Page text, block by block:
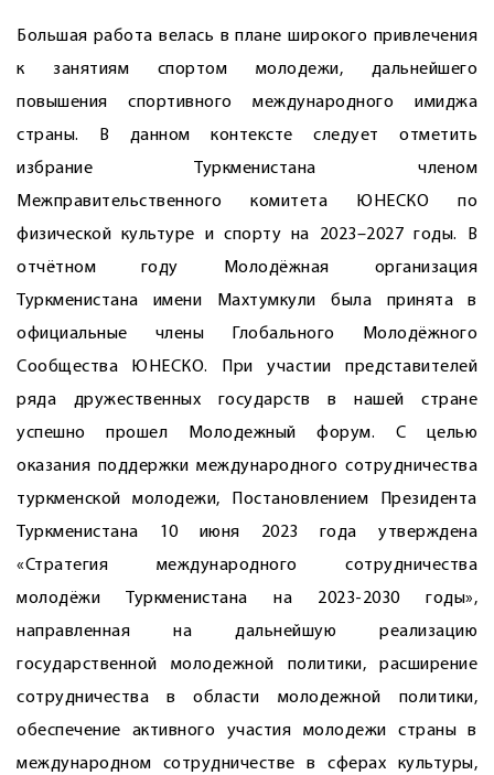
Большая работа велась в плане широкого привлечения
к занятиям спортом молодежи, дальнейшего
повышения спортивного международного имиджа
страны. В данном контексте следует отметить
избрание Туркменистана членом
Межправительственного комитета ЮНЕСКО по
физической культуре и спорту на 2023–2027 годы. В
отчётном году Молодёжная организация
Туркменистана имени Махтумкули была принята в
официальные члены Глобального Молодёжного
Сообщества ЮНЕСКО. При участии представителей
ряда дружественных государств в нашей стране
успешно прошел Молодежный форум. С целью
оказания поддержки международного сотрудничества
туркменской молодежи, Постановлением Президента
Туркменистана 10 июня 2023 года утверждена
«Стратегия международного сотрудничества
молодёжи Туркменистана на 2023-2030 годы»,
направленная на дальнейшую реализацию
государственной молодежной политики, расширение
сотрудничества в области молодежной политики,
обеспечение активного участия молодежи страны в
международном сотрудничестве в сферах культуры,